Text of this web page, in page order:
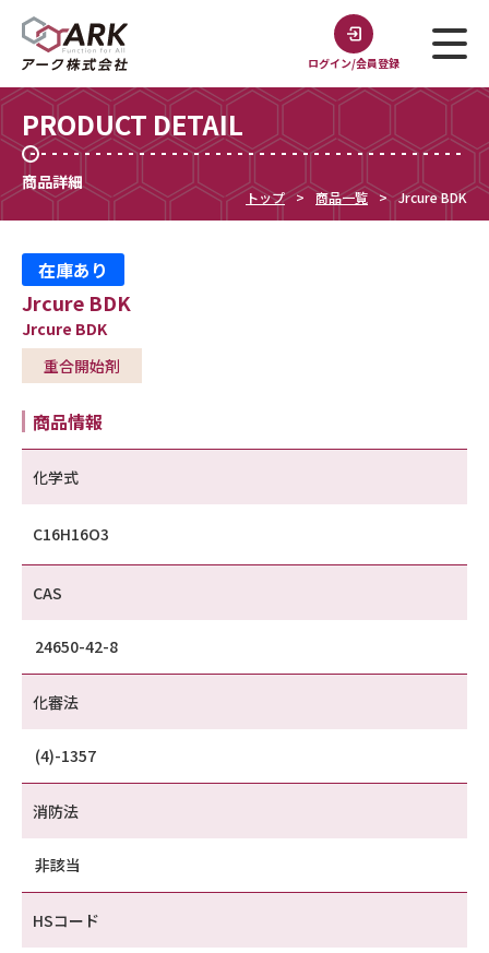
ログイン/会員登録
PRODUCT DETAIL
商品詳細
トップ 商品一覧 Jrcure BDK
在庫あり
Jrcure BDK
Jrcure BDK
重合開始剤
商品情報
化学式
C16H16O3
CAS
24650-42-8
化審法
(4)-1357
消防法
非該当
HSコード